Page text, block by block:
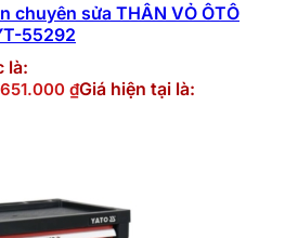
chuyên sửa THÂN VỎ ÔTÔ
55292
là:
₫Giá hiện tại là: